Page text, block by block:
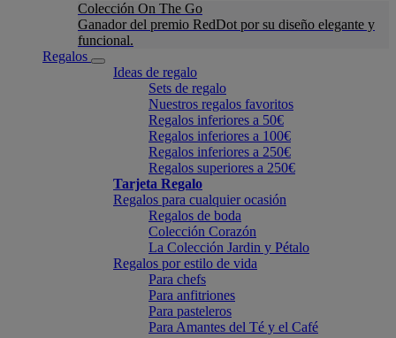
Colección On The Go
Ganador del premio RedDot por su diseño elegante y
funcional.
Regalos
Ideas de regalo
Sets de regalo
Nuestros regalos favoritos
Regalos inferiores a 50€
Regalos inferiores a 100€
Regalos inferiores a 250€
Regalos superiores a 250€
Tarjeta Regalo
Regalos para cualquier ocasión
Regalos de boda
Colección Corazón
La Colección Jardin y Pétalo
Regalos por estilo de vida
Para chefs
Para anfitriones
Para pasteleros
Para Amantes del Té y el Café